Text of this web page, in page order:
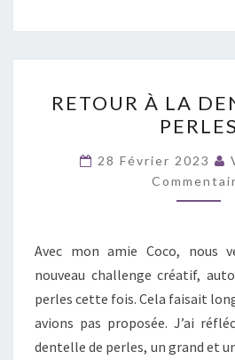
À
LA
DE
RETOUR À LA
PERLES
28 Février 2023
Avec mon amie Coco, nous
nouveau challenge créatif,
perles cette fois. Cela faisait
avions pas proposée. J’ai
dentelle de perles, un grand et